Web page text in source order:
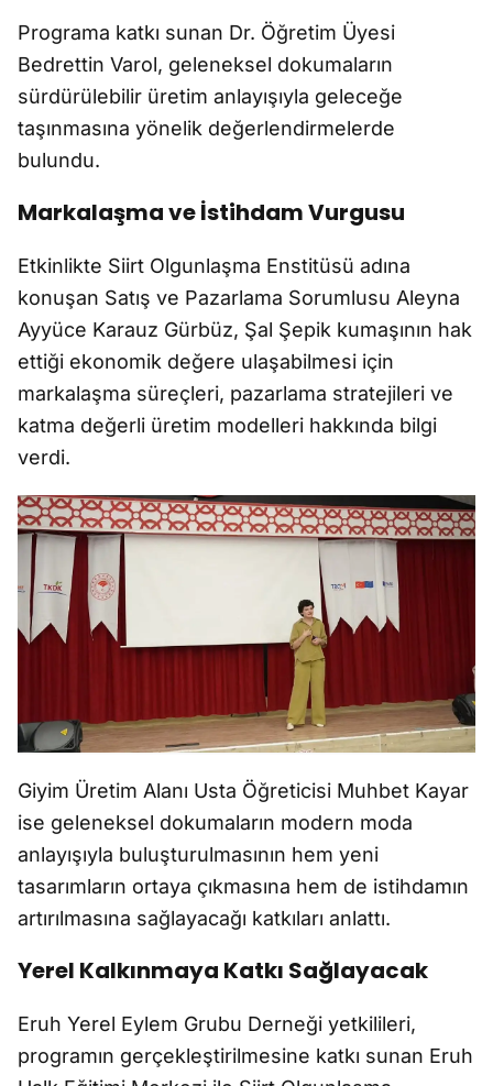
Programa katkı sunan Dr. Öğretim Üyesi
Bedrettin Varol, geleneksel dokumaların
sürdürülebilir üretim anlayışıyla geleceğe
taşınmasına yönelik değerlendirmelerde
bulundu.
Markalaşma ve İstihdam Vurgusu
Etkinlikte Siirt Olgunlaşma Enstitüsü adına
konuşan Satış ve Pazarlama Sorumlusu Aleyna
Ayyüce Karauz Gürbüz, Şal Şepik kumaşının hak
ettiği ekonomik değere ulaşabilmesi için
markalaşma süreçleri, pazarlama stratejileri ve
katma değerli üretim modelleri hakkında bilgi
verdi.
Giyim Üretim Alanı Usta Öğreticisi Muhbet Kayar
ise geleneksel dokumaların modern moda
anlayışıyla buluşturulmasının hem yeni
tasarımların ortaya çıkmasına hem de istihdamın
artırılmasına sağlayacağı katkıları anlattı.
Yerel Kalkınmaya Katkı Sağlayacak
Eruh Yerel Eylem Grubu Derneği yetkilileri,
programın gerçekleştirilmesine katkı sunan Eruh